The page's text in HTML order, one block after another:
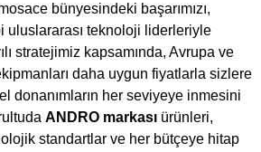
bünyesindeki başarımızı,
uluslararası teknoloji liderleriyle
stratejimiz kapsamında, Avrupa ve
daha uygun fiyatlarla sizlere
donanımların her seviyeye inmesini
ANDRO markası ürünleri,
standartlar ve her bütçeye hitap